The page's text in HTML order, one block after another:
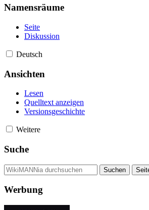
Namensräume
Seite
Diskussion
Deutsch
Ansichten
Lesen
Quelltext anzeigen
Versionsgeschichte
Weitere
Suche
Werbung